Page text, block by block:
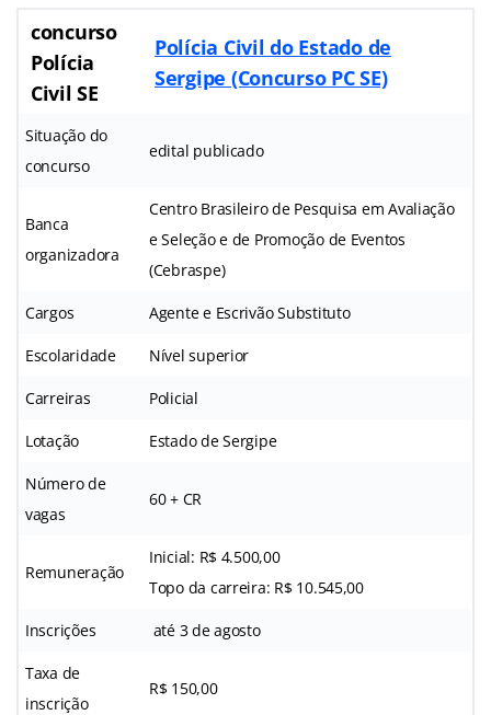
concurso
Polícia
Civil SE
Polícia Civil do Estado de
Sergipe (Concurso PC SE)
Situação do
concurso
edital publicado
Banca
organizadora
Centro Brasileiro de Pesquisa em Avaliação
e Seleção e de Promoção de Eventos
(Cebraspe)
Cargos Agente e Escrivão Substituto
Escolaridade Nível superior
Carreiras Policial
Lotação Estado de Sergipe
Número de
vagas
60 + CR
Remuneração
Inicial: R$ 4.500,00
Topo da carreira: R$ 10.545,00
Inscrições até 3 de agosto
Taxa de
inscrição
R$ 150,00